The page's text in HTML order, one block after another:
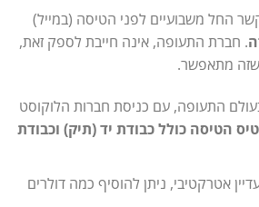
קשר החל משבועיים לפני הטיסה (במייל)
. חברת התעופה, אינה חייבת לספק זאת,
מתאפשר.
התעופה, עם כניסת חברות הלוקוסט
הטיסה כולל כבודת יד (תיק) וכבודת
אטרקטיבי, ניתן להוסיף כמה דולרים